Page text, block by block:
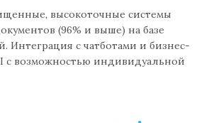
высокоточные системы
(96% и выше) на базе
Интеграция с чатботами и бизнес-
с возможностью индивидуальной